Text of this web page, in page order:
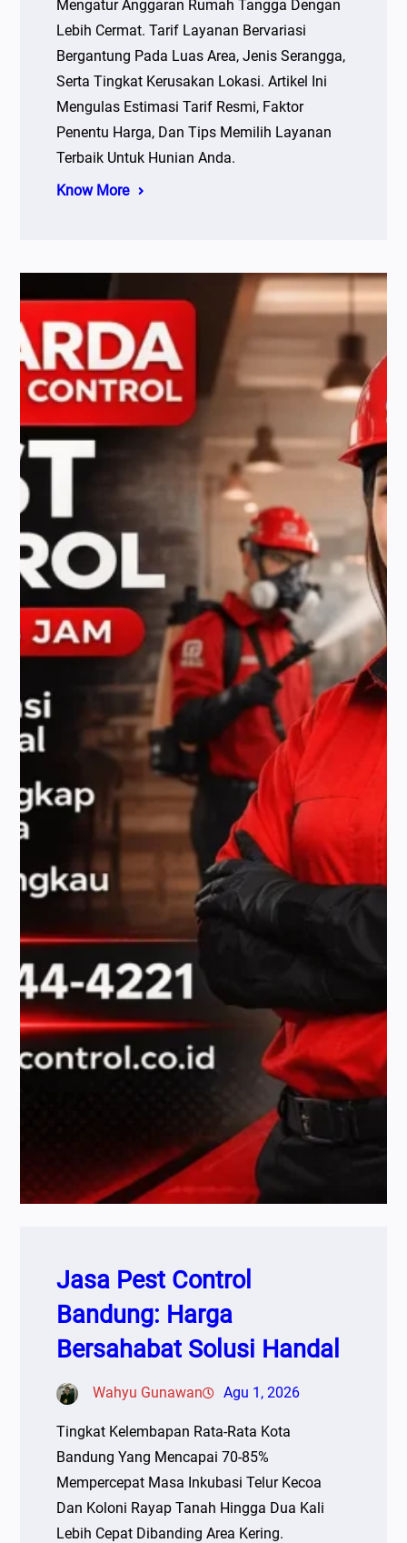
Mengatur Anggaran Rumah Tangga Dengan
Lebih Cermat. Tarif Layanan Bervariasi
Bergantung Pada Luas Area, Jenis Serangga,
Serta Tingkat Kerusakan Lokasi. Artikel Ini
Mengulas Estimasi Tarif Resmi, Faktor
Penentu Harga, Dan Tips Memilih Layanan
Terbaik Untuk Hunian Anda.
Know More
Jasa Pest Control
Bandung: Harga
Bersahabat Solusi Handal
Wahyu Gunawan Agu 1, 2026
Tingkat Kelembapan Rata-Rata Kota
Bandung Yang Mencapai 70-85%
Mempercepat Masa Inkubasi Telur Kecoa
Dan Koloni Rayap Tanah Hingga Dua Kali
Lebih Cepat Dibanding Area Kering.